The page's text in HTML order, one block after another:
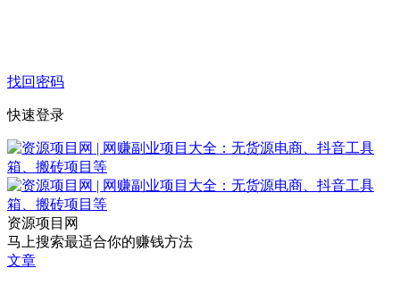
找回密码
快速登录
资源项目网
马上搜索最适合你的赚钱方法
文章